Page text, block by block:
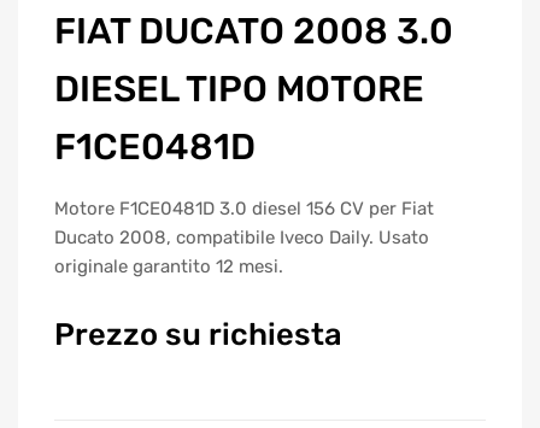
FIAT DUCATO 2008 3.0
DIESEL TIPO MOTORE
F1CE0481D
Motore F1CE0481D 3.0 diesel 156 CV per Fiat
Ducato 2008, compatibile Iveco Daily. Usato
originale garantito 12 mesi.
Prezzo su richiesta